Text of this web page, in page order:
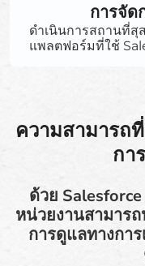
การจัด
ดำเนินการสถานที่สุ
แพลตฟอร์มที่ใช้
ความสามารถ
กา
ด้วย
หน่วยงานสามาร
การดูแลทางกา